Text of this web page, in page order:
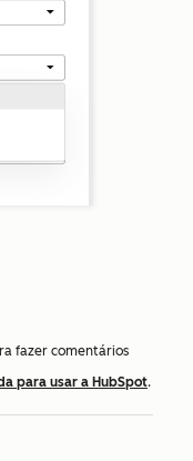
fazer comentários
para usar a HubSpot.